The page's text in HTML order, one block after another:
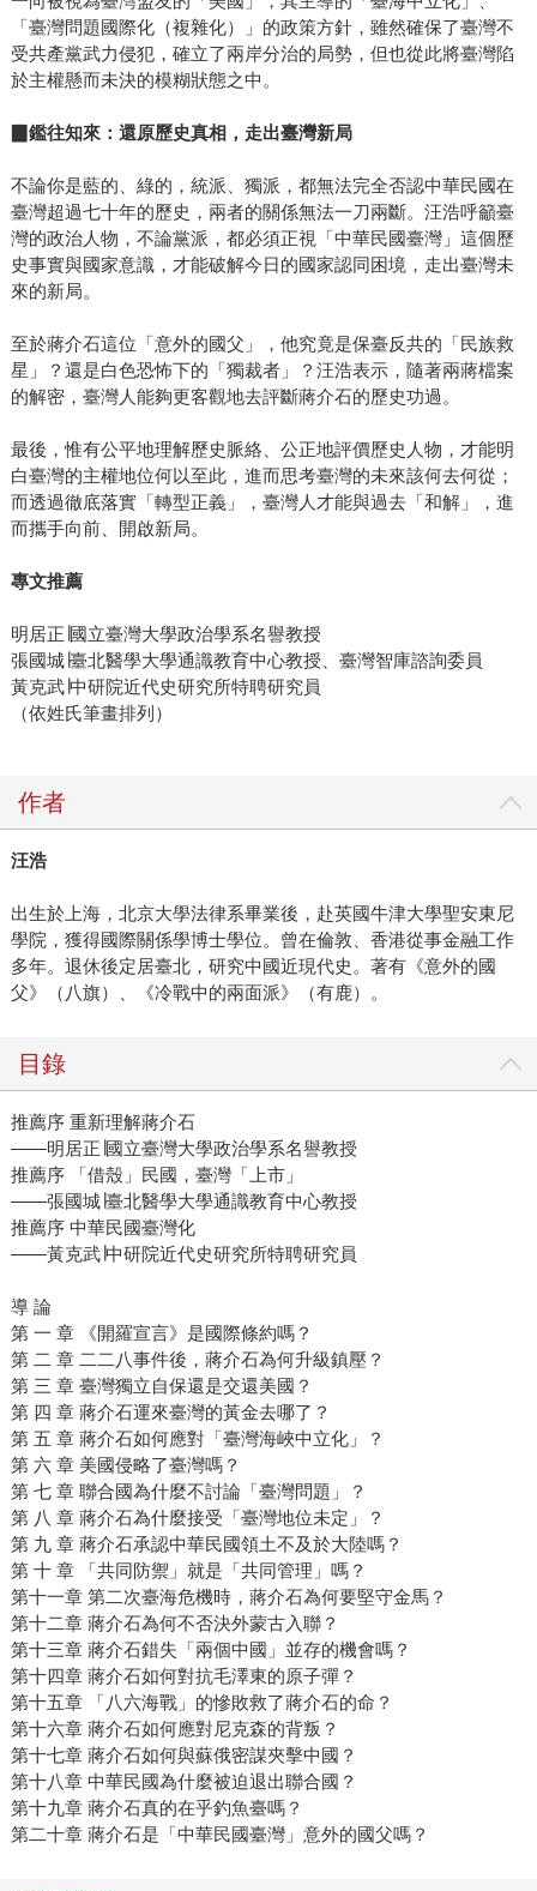
「臺灣問題國際化（複雜化）」的政策方針，雖然確保了臺灣不
受共產黨武力侵犯，確立了兩岸分治的局勢，但也從此將臺灣陷
於主權懸而未決的模糊狀態之中。
鑑往知來：還原歷史真相，走出臺灣新局
不論你是藍的、綠的，統派、獨派，都無法完全否認中華民國在
臺灣超過七十年的歷史，兩者的關係無法一刀兩斷。汪浩呼籲臺
灣的政治人物，不論黨派，都必須正視「中華民國臺灣」這個歷
史事實與國家意識，才能破解今日的國家認同困境，走出臺灣未
來的新局。
至於蔣介石這位「意外的國父」，他究竟是保臺反共的「民族救
星」？還是白色恐怖下的「獨裁者」？汪浩表示，隨著兩蔣檔案
的解密，臺灣人能夠更客觀地去評斷蔣介石的歷史功過。
最後，惟有公平地理解歷史脈絡、公正地評價歷史人物，才能明
白臺灣的主權地位何以至此，進而思考臺灣的未來該何去何從；
而透過徹底落實「轉型正義」，臺灣人才能與過去「和解」，進
而攜手向前、開啟新局。
專文推薦
明居正∣國立臺灣大學政治學系名譽教授
張國城∣臺北醫學大學通識教育中心教授、臺灣智庫諮詢委員
黃克武∣中研院近代史研究所特聘研究員
（依姓氏筆畫排列）
作者
汪浩
出生於上海，北京大學法律系畢業後，赴英國牛津大學聖安東尼
學院，獲得國際關係學博士學位。曾在倫敦、香港從事金融工作
多年。退休後定居臺北，研究中國近現代史。著有《意外的國
父》（八旗）、《冷戰中的兩面派》（有鹿）。
目錄
推薦序 重新理解蔣介石
——明居正∣國立臺灣大學政治學系名譽教授
推薦序 「借殼」民國，臺灣「上市」
——張國城∣臺北醫學大學通識教育中心教授
推薦序 中華民國臺灣化
——黃克武∣中研院近代史研究所特聘研究員
導 論
第 一 章 《開羅宣言》是國際條約嗎？
第 二 章 二二八事件後，蔣介石為何升級鎮壓？
第 三 章 臺灣獨立自保還是交還美國？
第 四 章 蔣介石運來臺灣的黃金去哪了？
第 五 章 蔣介石如何應對「臺灣海峽中立化」？
第 六 章 美國侵略了臺灣嗎？
第 七 章 聯合國為什麼不討論「臺灣問題」？
第 八 章 蔣介石為什麼接受「臺灣地位未定」？
第 九 章 蔣介石承認中華民國領土不及於大陸嗎？
第 十 章 「共同防禦」就是「共同管理」嗎？
第十一章 第二次臺海危機時，蔣介石為何要堅守金馬？
第十二章 蔣介石為何不否決外蒙古入聯？
第十三章 蔣介石錯失「兩個中國」並存的機會嗎？
第十四章 蔣介石如何對抗毛澤東的原子彈？
第十五章 「八六海戰」的慘敗救了蔣介石的命？
第十六章 蔣介石如何應對尼克森的背叛？
第十七章 蔣介石如何與蘇俄密謀夾擊中國？
第十八章 中華民國為什麼被迫退出聯合國？
第十九章 蔣介石真的在乎釣魚臺嗎？
第二十章 蔣介石是「中華民國臺灣」意外的國父嗎？